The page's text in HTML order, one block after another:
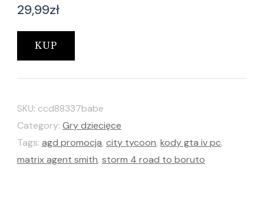
29,99zł
KUP
SKU: ccd88337babe
Category: Gry dziecięce
Tags: agd promocja, city tycoon, kody gta iv pc,
matrix agent smith, storm 4 road to boruto